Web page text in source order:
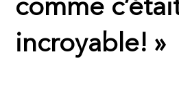
comme
incroyable! »